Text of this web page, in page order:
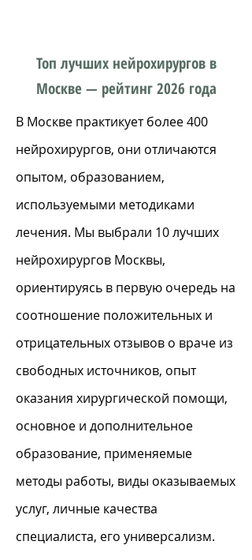
Топ лучших нейрохирургов в
Москве — рейтинг 2026 года
В Москве практикует более 400
нейрохирургов, они отличаются
опытом, образованием,
используемыми методиками
лечения. Мы выбрали 10 лучших
нейрохирургов Москвы,
ориентируясь в первую очередь на
соотношение положительных и
отрицательных отзывов о враче из
свободных источников, опыт
оказания хирургической помощи,
основное и дополнительное
образование, применяемые
методы работы, виды оказываемых
услуг, личные качества
специалиста, его универсализм.